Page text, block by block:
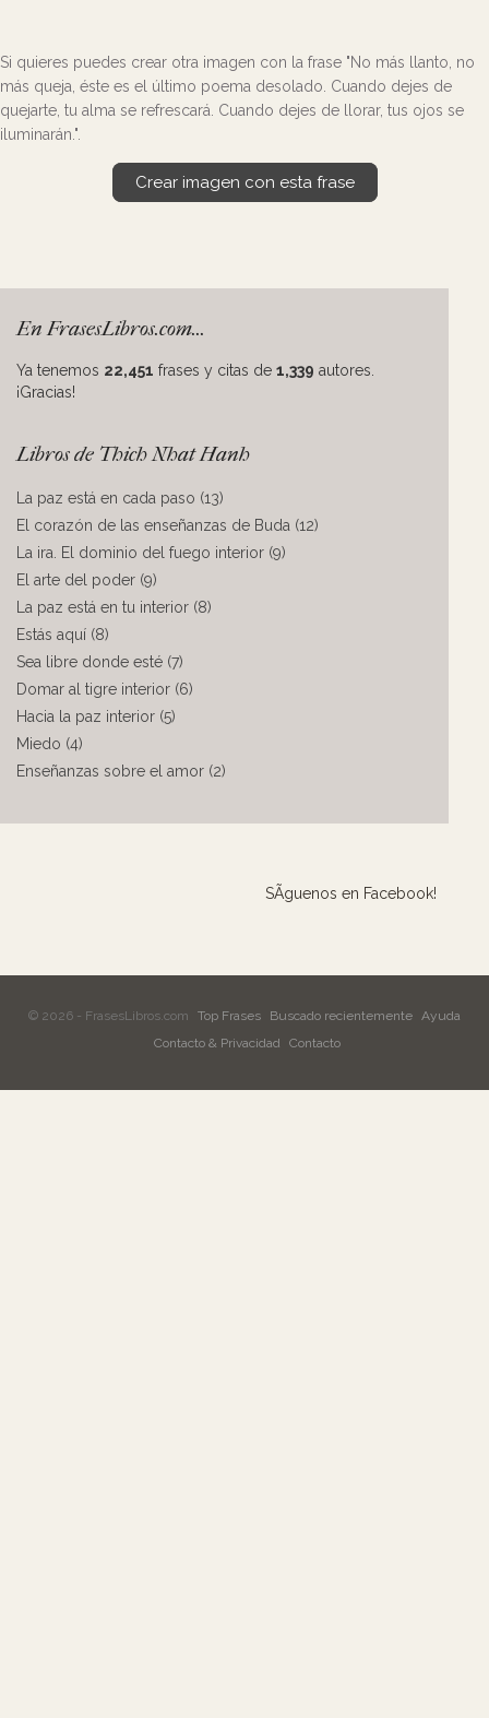
Si quieres puedes crear otra imagen con la frase "No más llanto, no
más queja, éste es el último poema desolado. Cuando dejes de
quejarte, tu alma se refrescará. Cuando dejes de llorar, tus ojos se
iluminarán.".
Crear imagen con esta frase
En FrasesLibros.com...
Ya tenemos 22,451 frases y citas de 1,339 autores.
¡Gracias!
Libros de Thich Nhat Hanh
La paz está en cada paso (13)
El corazón de las enseñanzas de Buda (12)
La ira. El dominio del fuego interior (9)
El arte del poder (9)
La paz está en tu interior (8)
Estás aquí (8)
Sea libre donde esté (7)
Domar al tigre interior (6)
Hacia la paz interior (5)
Miedo (4)
Enseñanzas sobre el amor (2)
SÃ­guenos en Facebook!
© 2026 - FrasesLibros.com Top Frases Buscado recientemente Ayuda
Contacto & Privacidad
Contacto